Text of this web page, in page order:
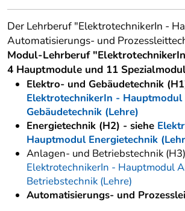
Der Lehrberuf "ElektrotechnikerIn -
Automatisierungs- und
Modul-Lehrberuf
4 Hauptmodule und 11
Elektro- und Gebäudetechnik
ElektrotechnikerIn -
Gebäudetechnik (Lehre)
Energietechnik (H2) - siehe
Hauptmodul Energietechnik
Anlagen- und Betriebstechnik
ElektrotechnikerIn - Hauptmodul
Betriebstechnik (Lehre)
Automatisierungs- und